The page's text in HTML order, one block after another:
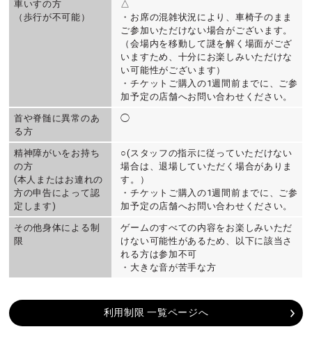
車いすの方
（歩行が不可能）
△
・お席の混雑状況により、車椅子のまま
ご参加いただけない場合がございます。
（会場内を移動して謎を解く場面がござ
いますため、十分にお楽しみいただけな
い可能性がございます）
・チケットご購入の1週間前までに、ご参
加予定の店舗へお問い合わせください。
首や脊髄に異常のあ
る方
◯
精神障がいをお持ち
の方
(本人またはお連れの
方の申告によって認
定します)
○(スタッフの指示に従っていただけない
場合は、退場していただく場合がありま
す。）
・チケットご購入の1週間前までに、ご参
加予定の店舗へお問い合わせください。
その他身体による制
限
ゲームのすべての内容をお楽しみいただ
けない可能性があるため、以下に該当さ
れる方は参加不可
・大きな音が苦手な方
利用制限 一覧ページへ